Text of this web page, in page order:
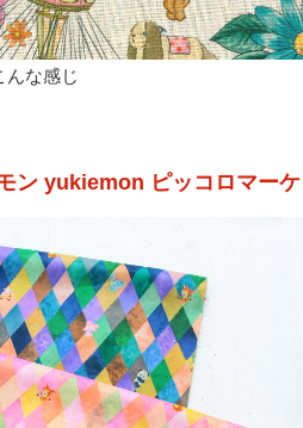
んな感じ
ン yukiemon ピッコロマー